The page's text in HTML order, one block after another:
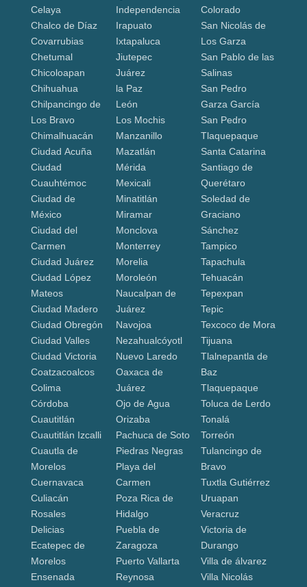
Celaya
Chalco de Díaz
Covarrubias
Chetumal
Chicoloapan
Chihuahua
Chilpancingo de
Los Bravo
Chimalhuacán
Ciudad Acuña
Ciudad
Cuauhtémoc
Ciudad de
México
Ciudad del
Carmen
Ciudad Juárez
Ciudad López
Mateos
Ciudad Madero
Ciudad Obregón
Ciudad Valles
Ciudad Victoria
Coatzacoalcos
Colima
Córdoba
Cuautitlán
Cuautitlán Izcalli
Cuautla de
Morelos
Cuernavaca
Culiacán
Rosales
Delicias
Ecatepec de
Morelos
Ensenada
Independencia
Irapuato
Ixtapaluca
Jiutepec
Juárez
la Paz
León
Los Mochis
Manzanillo
Mazatlán
Mérida
Mexicali
Minatitlán
Miramar
Monclova
Monterrey
Morelia
Moroleón
Naucalpan de
Juárez
Navojoa
Nezahualcóyotl
Nuevo Laredo
Oaxaca de
Juárez
Ojo de Agua
Orizaba
Pachuca de Soto
Piedras Negras
Playa del
Carmen
Poza Rica de
Hidalgo
Puebla de
Zaragoza
Puerto Vallarta
Reynosa
Colorado
San Nicolás de
Los Garza
San Pablo de las
Salinas
San Pedro
Garza García
San Pedro
Tlaquepaque
Santa Catarina
Santiago de
Querétaro
Soledad de
Graciano
Sánchez
Tampico
Tapachula
Tehuacán
Tepexpan
Tepic
Texcoco de Mora
Tijuana
Tlalnepantla de
Baz
Tlaquepaque
Toluca de Lerdo
Tonalá
Torreón
Tulancingo de
Bravo
Tuxtla Gutiérrez
Uruapan
Veracruz
Victoria de
Durango
Villa de álvarez
Villa Nicolás